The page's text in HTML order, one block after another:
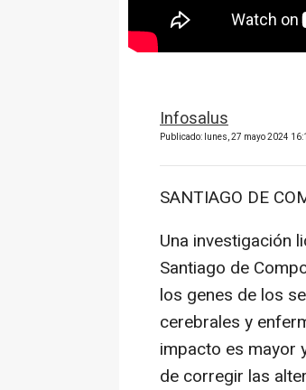
Infosalus
Publicado: lunes, 27 mayo 2024
SANTIAGO DE
Una investigación
Santiago de
los genes de los
cerebrales y
impacto es mayor
de corregir las